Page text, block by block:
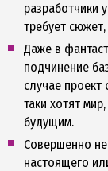
разработчики
требует
Даже в
подчинение
случае проект
таки хотят
будущим.
Совершенно
настоящего